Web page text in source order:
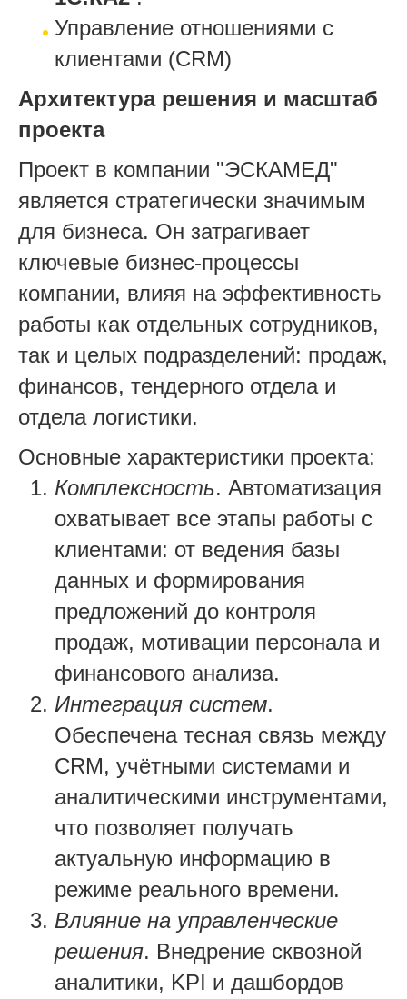
Управление отношениями с
клиентами (CRM)
Архитектура решения и масштаб
проекта
Проект в компании "ЭСКАМЕД"
является стратегически значимым
для бизнеса. Он затрагивает
ключевые бизнес-процессы
компании, влияя на эффективность
работы как отдельных сотрудников,
так и целых подразделений: продаж,
финансов, тендерного отдела и
отдела логистики.
Основные характеристики проекта:
Комплексность. Автоматизация
охватывает все этапы работы с
клиентами: от ведения базы
данных и формирования
предложений до контроля
продаж, мотивации персонала и
финансового анализа.
Интеграция систем.
Обеспечена тесная связь между
CRM, учётными системами и
аналитическими инструментами,
что позволяет получать
актуальную информацию в
режиме реального времени.
Влияние на управленческие
решения. Внедрение сквозной
аналитики, KPI и дашбордов